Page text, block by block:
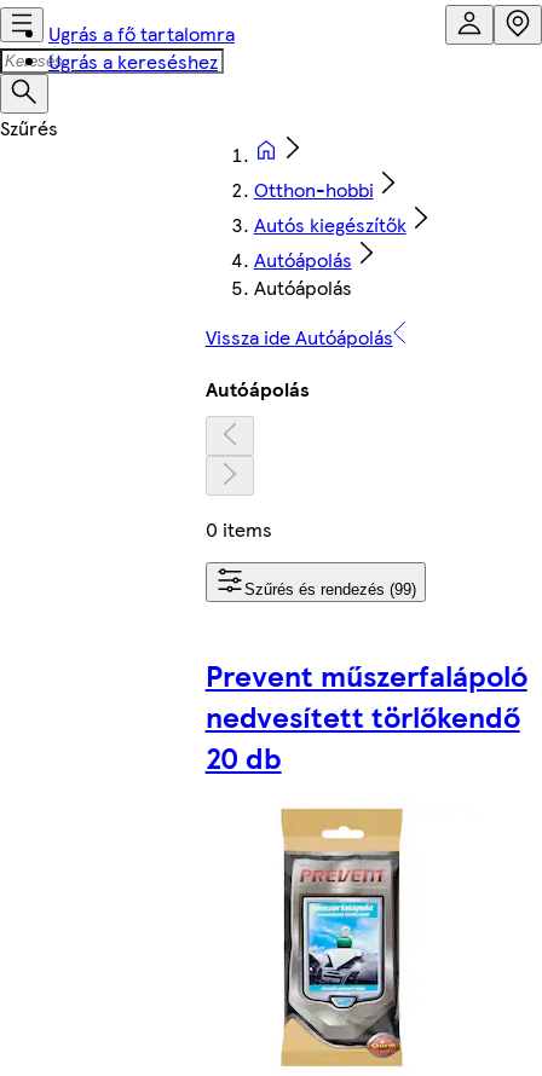
Ugrás a fő tartalomra
Ugrás a kereséshez
Otthon-hobbi
Autós kiegészítők
Autóápolás
Autóápolás
Vissza ide Autóápolás
Autóápolás
0 items
Szűrés és rendezés (99)
Prevent műszerfalápoló
nedvesített törlőkendő
20 db